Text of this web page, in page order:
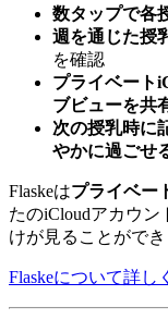
数タップで各
週を通じた授
を確認
プライベート
ブビューを共
次の授乳時に
やかに過ごせ
Flaskeはプライベー
たのiCloudアカウ
けが見ることができ
Flaskeについて詳しく